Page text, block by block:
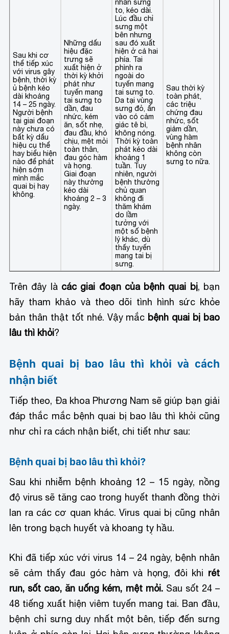
Sau khi cơ
thể tiếp xúc
với virus gây
bệnh, thời kỳ
ủ bệnh kéo
dài khoảng
14 – 25 ngày.
Người bệnh
tại giai đoạn
này chưa có
bất kỳ dấu
hiệu cụ thể
hay biểu hiện
nào để phát
hiện sớm
mình mắc
quai bị hay
không.
Những dấu
hiệu đặc
trưng sẽ
xuất hiện ở
thời kỳ khởi
phát như
tuyến mang
tai sưng to
dần, đau
nhức, kém
ăn, sốt nhẹ,
đau đầu, khó
chịu, mệt mỏi
toàn thân,
đau góc hàm
và họng.
Giai đoạn
này thường
kéo dài
khoảng 2 – 3
ngày.
nhân sưng
to, kéo dài.
Lúc đầu chỉ
sưng một
bên nhưng
sau đó xuất
hiện ở cả hai
phía. Tai
phình ra
ngoài do
tuyến mang
tai sưng to.
Da tại vùng
sưng đỏ, ấn
vào có cảm
giác tê bì,
không nóng.
Thời kỳ toàn
phát kéo dài
khoảng 1
tuần. Tuy
nhiên, người
bệnh thường
chủ quan
không đi
thăm khám
do lầm
tưởng với
một số bệnh
lý khác, dù
thấy tuyến
mang tai bị
sưng.
Sau thời kỳ
toàn phát,
các triệu
chứng đau
nhức, sốt
giảm dần,
vùng hàm
bệnh nhân
không còn
sưng to nữa.
Trên đây là các giai đoạn của bệnh quai bị, bạn
hãy tham khảo và theo dõi tình hình sức khỏe
bản thân thật tốt nhé. Vậy mắc bệnh quai bị bao
lâu thì khỏi?
Bệnh quai bị bao lâu thì khỏi và cách
nhận biết
Tiếp theo, Đa khoa Phương Nam sẽ giúp bạn giải
đáp thắc mắc bệnh quai bị bao lâu thì khỏi cũng
như chỉ ra cách nhận biết, chi tiết như sau:
Bệnh quai bị bao lâu thì khỏi?
Sau khi nhiễm bệnh khoảng 12 – 15 ngày, nồng
độ virus sẽ tăng cao trong huyết thanh đồng thời
lan ra các cơ quan khác. Virus quai bị cũng nhân
lên trong bạch huyết và khoang tỵ hầu.
Khi đã tiếp xúc với virus 14 – 24 ngày, bệnh nhân
sẽ cảm thấy đau góc hàm và họng, đôi khi rét
run, sốt cao, ăn uống kém, mệt mỏi.Sau sốt 24 –
48 tiếng xuất hiện viêm tuyến mang tai. Ban đầu,
bệnh chỉ sưng duy nhất một bên, tiếp đến sưng